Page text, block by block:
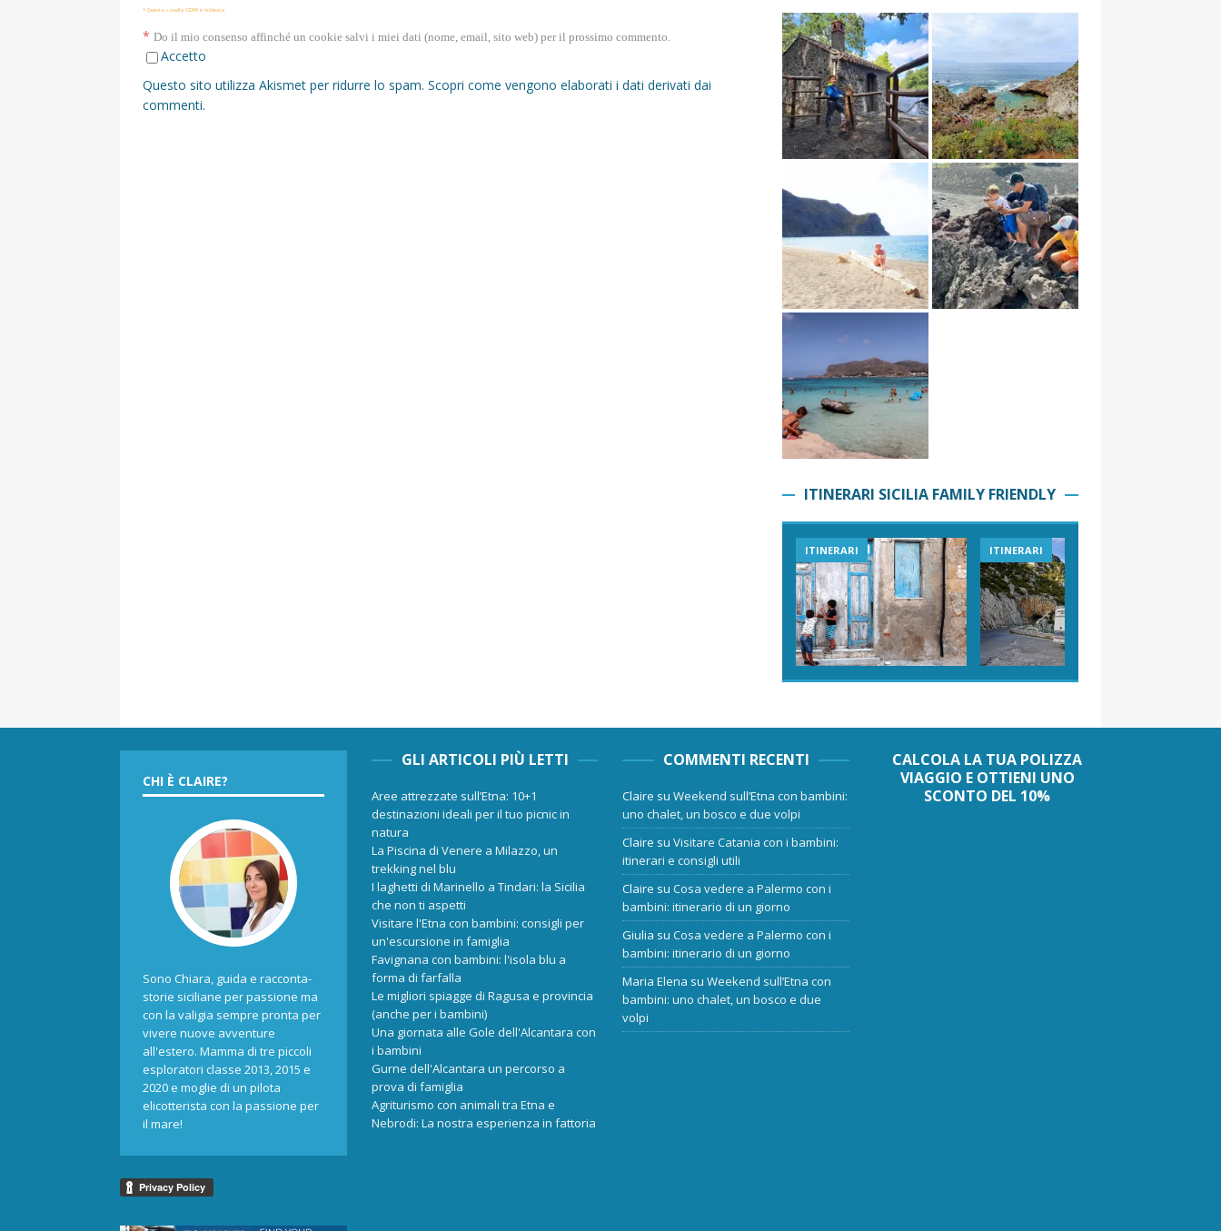
* Questa casella GDPR è richiesta
* Do il mio consenso affinché un cookie salvi i miei dati (nome, email, sito web) per il prossimo commento.
Accetto
Questo sito utilizza Akismet per ridurre lo spam. Scopri come vengono elaborati i dati derivati dai
commenti.
ITINERARI SICILIA FAMILY FRIENDLY
ITINERARI ITINERARI
CHI È CLAIRE?
Sono Chiara, guida e racconta-
storie siciliane per passione ma
con la valigia sempre pronta per
vivere nuove avventure
all'estero. Mamma di tre piccoli
esploratori classe 2013, 2015 e
2020 e moglie di un pilota
elicotterista con la passione per
il mare!
GLI ARTICOLI PIÙ LETTI
Aree attrezzate sull’Etna: 10+1
destinazioni ideali per il tuo picnic in
natura
La Piscina di Venere a Milazzo, un
trekking nel blu
I laghetti di Marinello a Tindari: la Sicilia
che non ti aspetti
Visitare l'Etna con bambini: consigli per
un'escursione in famiglia
Favignana con bambini: l'isola blu a
forma di farfalla
Le migliori spiagge di Ragusa e provincia
(anche per i bambini)
Una giornata alle Gole dell'Alcantara con
i bambini
Gurne dell'Alcantara un percorso a
prova di famiglia
Agriturismo con animali tra Etna e
Nebrodi: La nostra esperienza in fattoria
COMMENTI RECENTI
Claire suWeekend sull’Etna con bambini:
uno chalet, un bosco e due volpi
Claire suVisitare Catania con i bambini:
itinerari e consigli utili
Claire suCosa vedere a Palermo con i
bambini: itinerario di un giorno
Giulia suCosa vedere a Palermo con i
bambini: itinerario di un giorno
Maria Elena suWeekend sull’Etna con
bambini: uno chalet, un bosco e due
volpi
CALCOLA LA TUA POLIZZA
VIAGGIO E OTTIENI UNO
SCONTO DEL 10%